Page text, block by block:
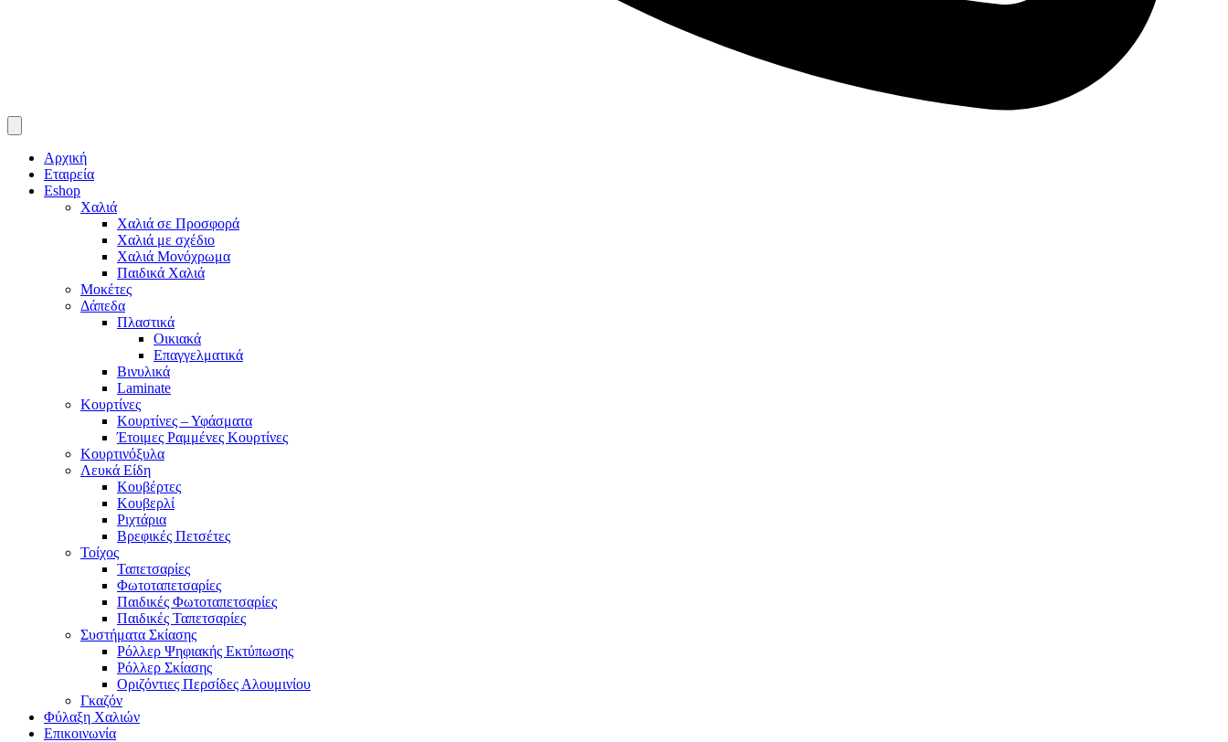
Αρχική
Εταιρεία
Eshop
Χαλιά
Χαλιά σε Προσφορά
Χαλιά με σχέδιο
Χαλιά Μονόχρωμα
Παιδικά Χαλιά
Μοκέτες
Δάπεδα
Πλαστικά
Οικιακά
Επαγγελματικά
Βινυλικά
Laminate
Κουρτίνες
Κουρτίνες – Υφάσματα
Έτοιμες Ραμμένες Κουρτίνες
Κουρτινόξυλα
Λευκά Είδη
Κουβέρτες
Κουβερλί
Ριχτάρια
Βρεφικές Πετσέτες
Τοίχος
Ταπετσαρίες
Φωτοταπετσαρίες
Παιδικές Φωτοταπετσαρίες
Παιδικές Ταπετσαρίες
Συστήματα Σκίασης
Ρόλλερ Ψηφιακής Εκτύπωσης
Ρόλλερ Σκίασης
Οριζόντιες Περσίδες Αλουμινίου
Γκαζόν
Φύλαξη Χαλιών
Επικοινωνία